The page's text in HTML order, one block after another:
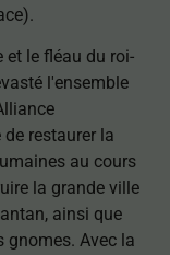
et le fléau du roi-
l'ensemble
restaurer la
au cours
la grande ville
ainsi que
gnomes. Avec la